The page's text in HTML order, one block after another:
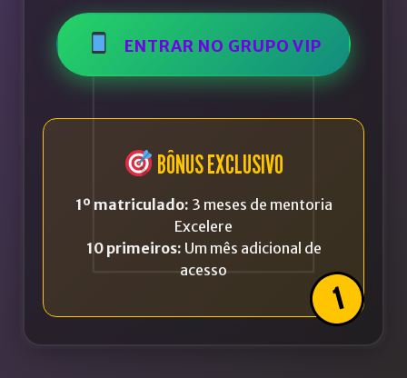
ENTRAR NO GRUPO VIP
BÔNUS EXCLUSIVO
1º matriculado: 3 meses de mentoria
Excelere
10 primeiros: Um mês adicional de
acesso
1